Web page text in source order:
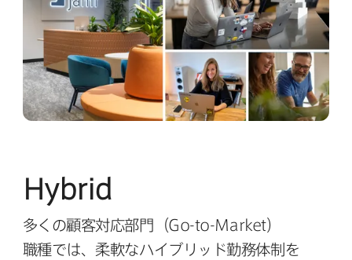
Hybrid
多くの​顧客対応部​門​（Go-to-Market）​
職種では、​柔軟な​ハイブリッド勤務体制を​